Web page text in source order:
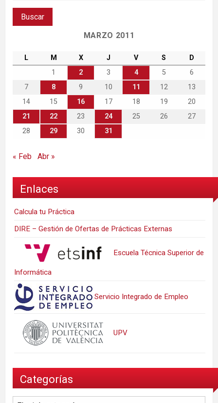
MARZO 2011
L M X J V S
D
1
2 3 4 5
6
7
8 9 10 11 12
13
14
15 16 17 18 19
20
21
22 23 24 25 26
27
28
29 30 31
« Feb Abr »
Enlaces
Calcula tu Práctica
DIRE – Gestión de Ofertas de Prácticas Externas
Escuela Técnica Superior de
Informática
Servicio Integrado de Empleo
UPV
Categorías